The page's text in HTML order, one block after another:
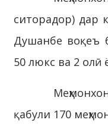
ситорадор) дар
Душанбе воқеъ
50 люкс ва 2
қабули 170